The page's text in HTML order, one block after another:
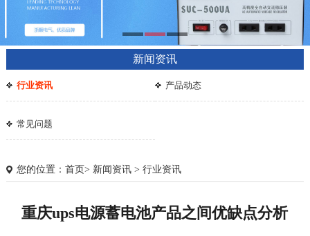
新闻资讯
行业资讯 产品动态
常见问题
您的位置： 首页> 新闻资讯> 行业资讯
重庆ups电源蓄电池产品之间优缺点分析